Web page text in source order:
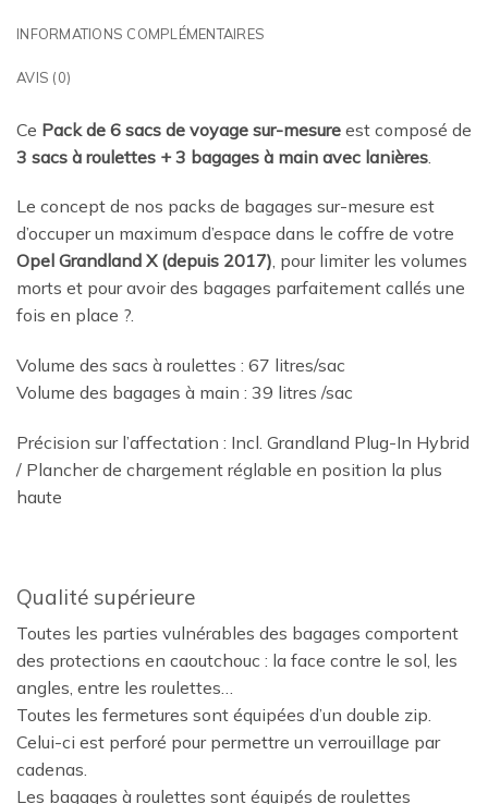
INFORMATIONS COMPLÉMENTAIRES
AVIS (0)
Ce Pack de 6 sacs de voyage sur-mesure est composé de
3 sacs à roulettes + 3 bagages à main avec lanières
Le concept de nos packs de bagages sur-mesure est
d’occuper un maximum d’espace dans le coffre de votre
Opel Grandland X (depuis 2017), pour limiter les volumes
morts et pour avoir des bagages parfaitement callés une
fois en place ?.
Volume des sacs à roulettes : 67 litres/sac
Volume des bagages à main : 39 litres /sac
Précision sur l’affectation : Incl. Grandland Plug-In Hybrid
/ Plancher de chargement réglable en position la plus
haute
Qualité supérieure
Toutes les parties vulnérables des bagages comportent
des protections en caoutchouc : la face contre le sol, les
angles, entre les roulettes…
Toutes les fermetures sont équipées d’un double zip.
Celui-ci est perforé pour permettre un verrouillage par
cadenas.
Les bagages à roulettes sont équipés de roulettes